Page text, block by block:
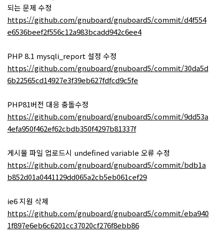
되는 문제 수정
https://github.com/gnuboard/gnuboard5/commit/d4f554
e6536beef2f556c12a983bcadd942c6ee4
PHP 8.1 mysqli_report 설정 수정
https://github.com/gnuboard/gnuboard5/commit/30da5d
6b22565cd14927e3f39eb627fdfcd9c5fe
PHP81버전 대응 충돌수정
https://github.com/gnuboard/gnuboard5/commit/9dd53a
4efa950f462ef62cbdb350f4297b81337f
게시물 파일 업로드시 undefined variable 오류 수정
https://github.com/gnuboard/gnuboard5/commit/bdb1a
b852d01a0441129dd065a2cb5eb061cef29
ie6 지원 삭제
https://github.com/gnuboard/gnuboard5/commit/eba940
1f897e6eb6c6201cc37020cf276f8ebb86